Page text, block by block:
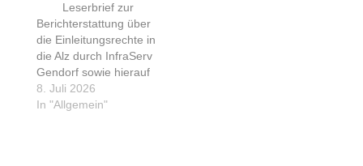
Trinkwasserbrunnen
gefiltert werden,
schränken wegen des
kontaminierten
Erdreichs die
Bautätigkeit ein. Nun
rückt eine weitere
Leserbrief zur
Berichterstattung über
die Einleitungsrechte in
die Alz durch InfraServ
Gendorf sowie hierauf
bezogene Leserbriefe
bzw. Stellungnahmen:
8. Juli 2026
In "Allgemein"